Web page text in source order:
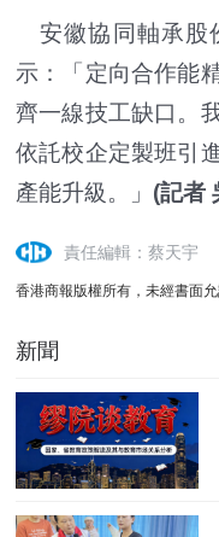
安徽協同軸承股
示：「定向合作能
齊一線技工缺口。
依託校企定製班引
產能升級。」 (記者
責任編輯：蔡天宇
香港商報版權所有，未經書面允
新聞